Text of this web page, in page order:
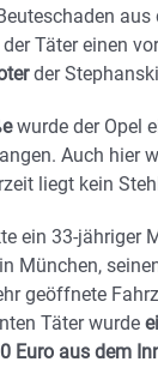
aus
Täter einen
der
wurde der Opel
Auch hier
liegt kein
ein 33-jähriger
München,
geöffnete
Täter wurde
Euro aus dem